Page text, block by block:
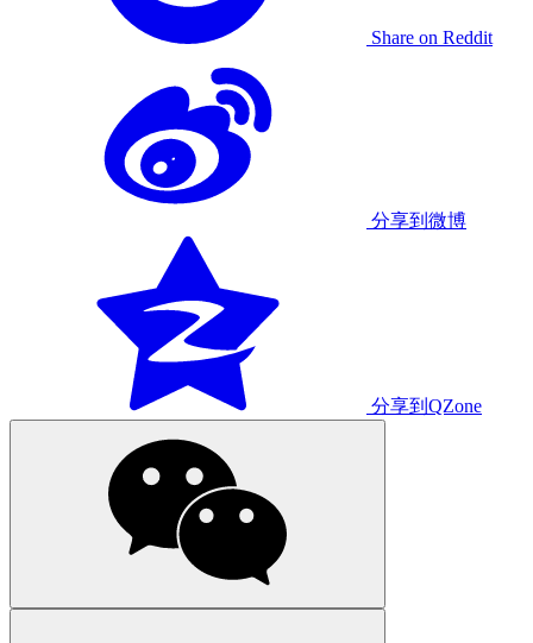
Share on Reddit
分享到微博
分享到QZone